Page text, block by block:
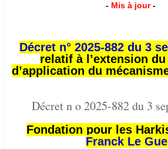
- Mis à jour -
Décret n° 2025-882 du 3
relatif à l’extension
d’application du
Décret n o 2025-882 du 3
Fondation pour les
Franck Le